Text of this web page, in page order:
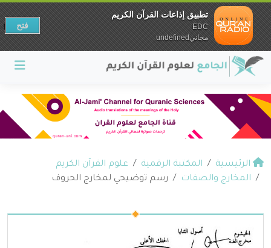
الرئيسية المكتبة الرقمية
علوم القرآن الكريم
المخارج والصفات
رسم توضيحي لمخارج الحروف
تطبيق إذاعات القرآن الكريم
EDC
مجانيundefined
فتح